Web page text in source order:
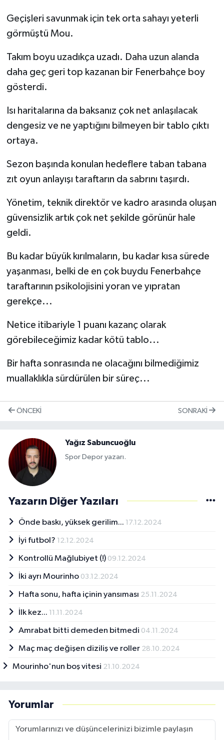
Geçişleri savunmak için tek orta sahayı yeterli
görmüştü Mou.
Takım boyu uzadıkça uzadı. Daha uzun alanda
daha geç geri top kazanan bir Fenerbahçe boy
gösterdi.
Isı haritalarına da baksanız çok net anlaşılacak
dengesiz ve ne yaptığını bilmeyen bir tablo çıktı
ortaya.
Sezon başında konulan hedeflere taban tabana
zıt oyun anlayışı taraftarın da sabrını taşırdı.
Yönetim, teknik direktör ve kadro arasında oluşan
güvensizlik artık çok net şekilde görünür hale
geldi.
Bu kadar büyük kırılmaların, bu kadar kısa sürede
yaşanması, belki de en çok buydu Fenerbahçe
taraftarının psikolojisini yoran ve yıpratan
gerekçe...
Netice itibariyle 1 puanı kazanç olarak
görebileceğimiz kadar kötü tablo...
Bir hafta sonrasında ne olacağını bilmediğimiz
muallaklıkla sürdürülen bir süreç...
ÖNCEKI SONRAKI
Yağız Sabuncuoğlu
Spor Depor yazarı.
Yazarın Diğer Yazıları
Önde baskı, yüksek gerilim... 17.12.2024
İyi futbol? 12.12.2024
Kontrollü Mağlubiyet (!) 09.12.2024
İki ayrı Mourinho 03.12.2024
Hafta sonu, hafta içinin yansıması 25.11.2024
İlk kez... 11.11.2024
Amrabat bitti demeden bitmedi 04.11.2024
Maç maç değişen diziliş ve roller 28.10.2024
Mourinho'nun boş vitesi 21.10.2024
Yorumlar